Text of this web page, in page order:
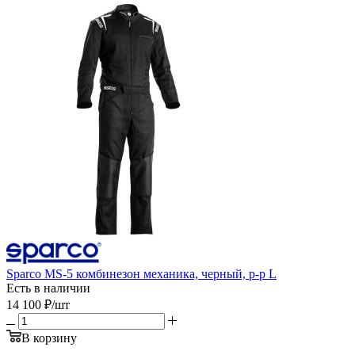
Sparco MS-5 комбинезон механика, черный, р-р L
Есть в наличии
14 100 ₽/шт
В корзину